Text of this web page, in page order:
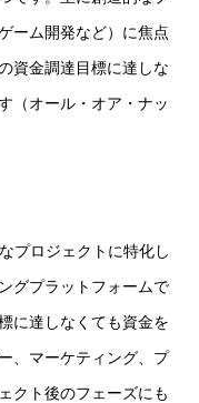
ーム開発など）に焦点
資金調達目標に達しな
（オール・オア・ナッ
プロジェクトに特化し
グプラットフォームで
に達しなくても資金を
、マーケティング、プ
クト後のフェーズにも